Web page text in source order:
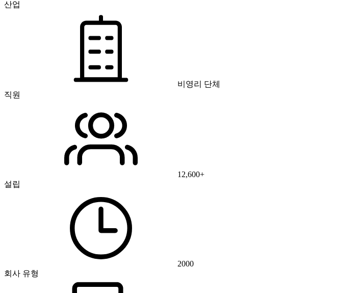
산업
비영리 단체
직원
12,600+
설립
2000
회사 유형